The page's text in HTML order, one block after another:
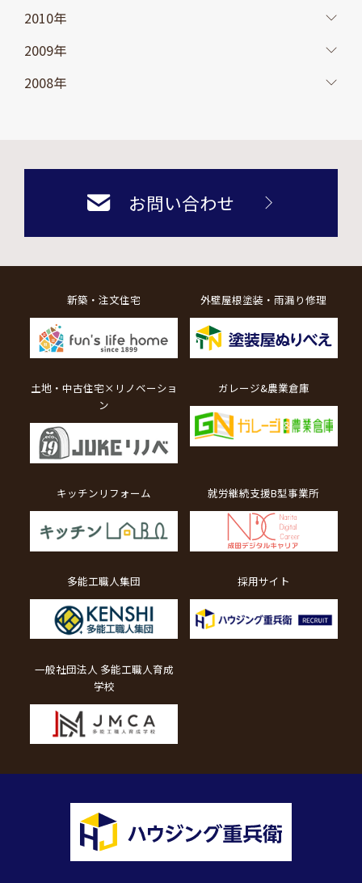
2010年
2009年
2008年
お問い合わせ
新築・注文住宅 外壁屋根塗装・雨漏り修理
土地・中古住宅×リノベーショ
ン
ガレージ&農業倉庫
キッチンリフォーム 就労継続支援B型事業所
多能工職人集団 採用サイト
一般社団法人 多能工職人育成
学校